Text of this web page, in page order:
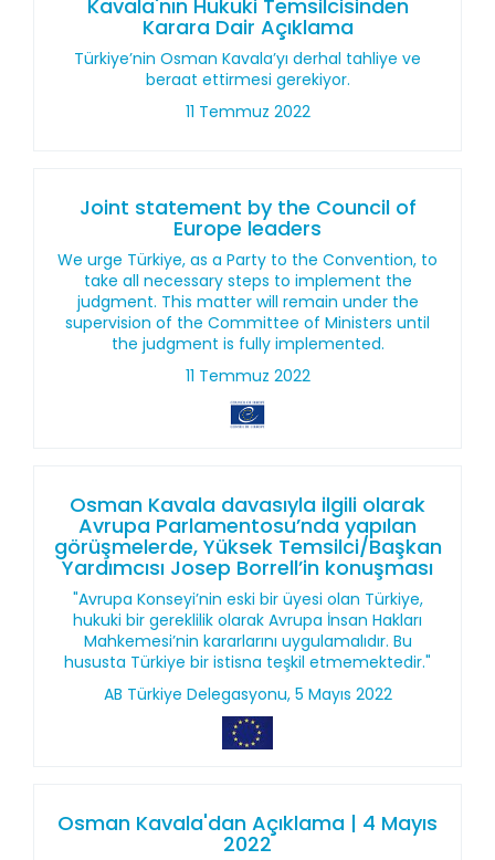
Kavala'nın Hukuki Temsilcisinden
Karara Dair Açıklama
Türkiye’nin Osman Kavala’yı derhal tahliye ve
beraat ettirmesi gerekiyor.
11 Temmuz 2022
Joint statement by the Council of
Europe leaders
We urge Türkiye, as a Party to the Convention, to
take all necessary steps to implement the
judgment. This matter will remain under the
supervision of the Committee of Ministers until
the judgment is fully implemented.
11 Temmuz 2022
Osman Kavala davasıyla ilgili olarak
Avrupa Parlamentosu’nda yapılan
görüşmelerde, Yüksek Temsilci/Başkan
Yardımcısı Josep Borrell’in konuşması
"Avrupa Konseyi’nin eski bir üyesi olan Türkiye,
hukuki bir gereklilik olarak Avrupa İnsan Hakları
Mahkemesi’nin kararlarını uygulamalıdır. Bu
hususta Türkiye bir istisna teşkil etmemektedir."
AB Türkiye Delegasyonu, 5 Mayıs 2022
Osman Kavala'dan Açıklama | 4 Mayıs
2022